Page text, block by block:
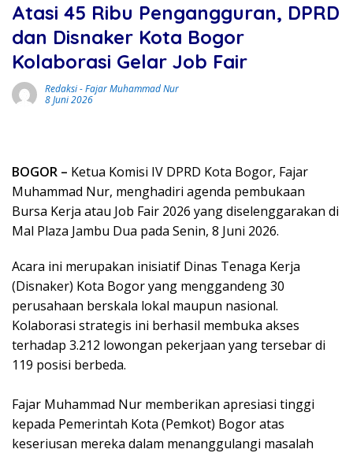
Atasi 45 Ribu Pengangguran, DPRD
dan Disnaker Kota Bogor
Kolaborasi Gelar Job Fair
Redaksi-Fajar Muhammad Nur
8 Juni 2026
BOGOR – Ketua Komisi IV DPRD Kota Bogor, Fajar
Muhammad Nur, menghadiri agenda pembukaan
Bursa Kerja atau Job Fair 2026 yang diselenggarakan di
Mal Plaza Jambu Dua pada Senin, 8 Juni 2026.
Acara ini merupakan inisiatif Dinas Tenaga Kerja
(Disnaker) Kota Bogor yang menggandeng 30
perusahaan berskala lokal maupun nasional.
Kolaborasi strategis ini berhasil membuka akses
terhadap 3.212 lowongan pekerjaan yang tersebar di
119 posisi berbeda.
Fajar Muhammad Nur memberikan apresiasi tinggi
kepada Pemerintah Kota (Pemkot) Bogor atas
keseriusan mereka dalam menanggulangi masalah